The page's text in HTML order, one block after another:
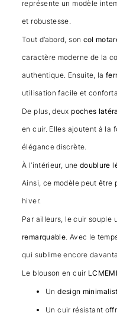
représente un modèle
et robustesse.
Tout d’abord, son col
caractère moderne de la
authentique. Ensuite, la
utilisation facile et
De plus, deux poches
en cuir. Elles ajoutent à la
élégance discrète.
À l’intérieur, une doublure
Ainsi, ce modèle peut être
hiver.
Par ailleurs, le cuir souple
remarquable. Avec le
qui sublime encore
Le blouson en cuir
Undesign
Un cuir résistant